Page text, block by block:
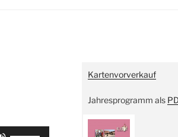
Kartenvorverkauf
Jahresprogramm als